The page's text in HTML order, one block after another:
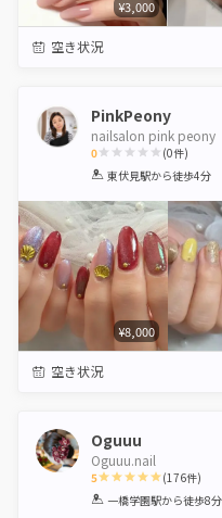
¥3,000
空き状況
PinkPeony
nailsalon pink peony
0
1 2 3 4 5
(0件)
東伏見駅から徒歩4分
¥8,000
空き状況
Oguuu
Oguuu.nail
5
1 2 3 4 5
(176件)
一橋学園駅から徒歩8分